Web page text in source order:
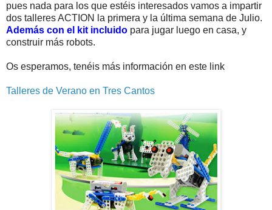
pues nada para los que estéis interesados vamos a impartir
dos talleres ACTION la primera y la última semana de Julio.
Además con el kit incluido para jugar luego en casa, y
construir más robots.
Os esperamos, tenéis más información en este link
Talleres de Verano en Tres Cantos